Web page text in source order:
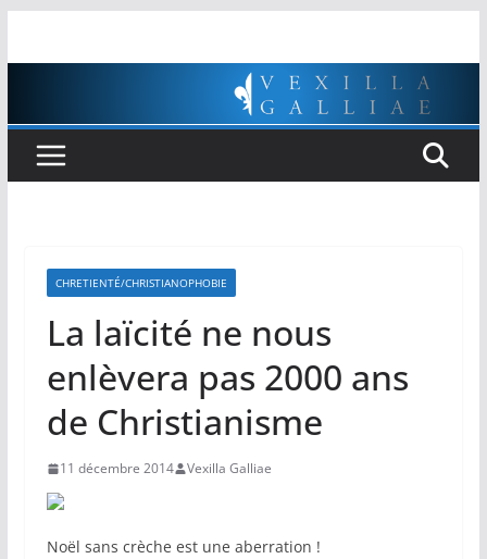
CHRETIENTÉ/CHRISTIANOPHOBIE
La laïcité ne nous
enlèvera pas 2000 ans
de Christianisme
11 décembre 2014 Vexilla Galliae
Noël sans crèche est une aberration !